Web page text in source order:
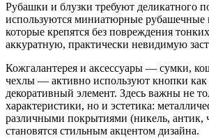
Рубашки и блузки требуют деликатного
используются миниатюрные рубашечные
которые крепятся без повреждения
аккуратную, практически невидимую
Кожгалантерея и аксессуары — сумки,
чехлы — активно используют кнопки
декоративный элемент. Здесь важны не
характеристики, но и эстетика:
различными покрытиями (никель, антик,
становятся стильным акцентом дизайна.